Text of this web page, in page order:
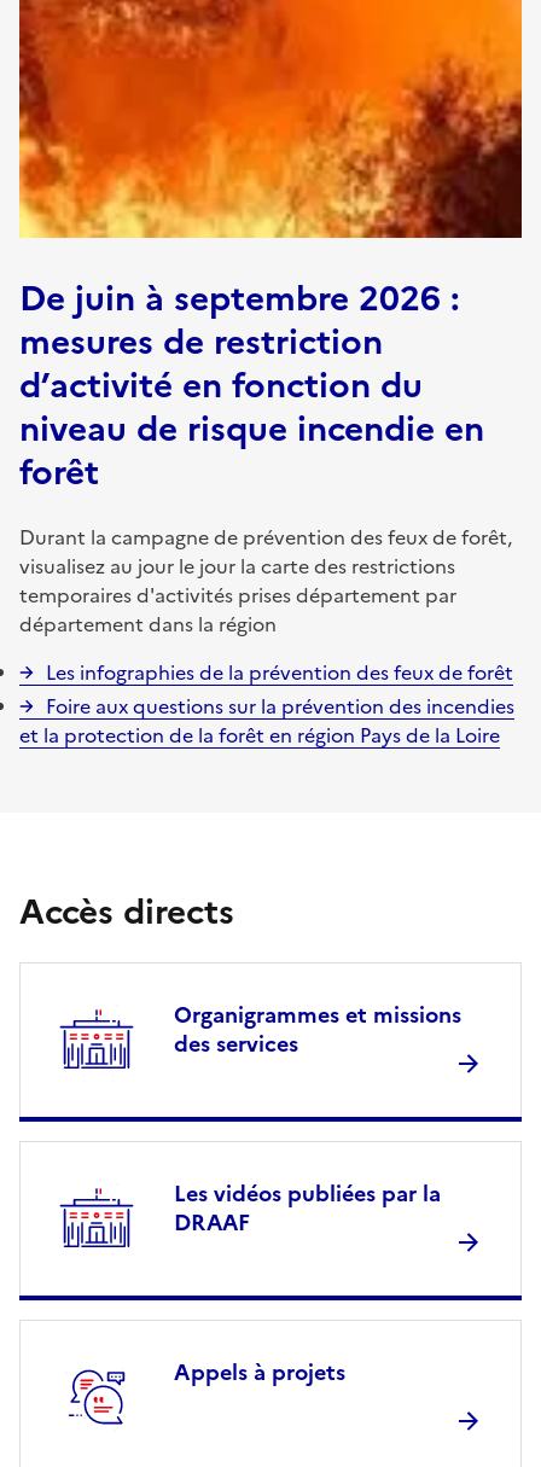
De juin à septembre 2026 :
mesures de restriction
d’activité en fonction du
niveau de risque incendie en
forêt
Durant la campagne de prévention des feux de forêt,
visualisez au jour le jour la carte des restrictions
temporaires d'activités prises département par
département dans la région
Les infographies de la prévention des feux de forêt
Foire aux questions sur la prévention des incendies
et la protection de la forêt en région Pays de la Loire
Accès directs
Organigrammes et missions
des services
Les vidéos publiées par la
DRAAF
Appels à projets